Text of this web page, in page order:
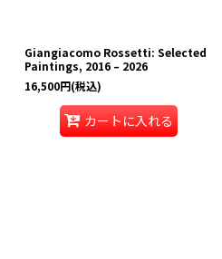
Giangiacomo Rossetti: Selected
Paintings, 2016 – 2026
16,500円(税込)
カートに入れる